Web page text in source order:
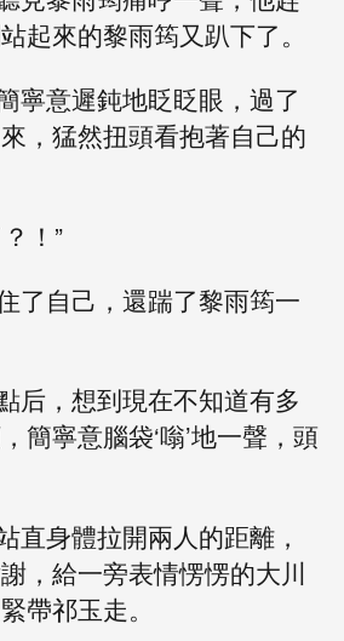
起來的黎雨筠又趴下了。
寧意遲鈍地眨眨眼，過了
，猛然扭頭看抱著自己的
！”
了自己，還踹了黎雨筠一
后，想到現在不知道有多
簡寧意腦袋‘嗡’地一聲，頭
直身體拉開兩人的距離，
，給一旁表情愣愣的大川
帶祁玉走。